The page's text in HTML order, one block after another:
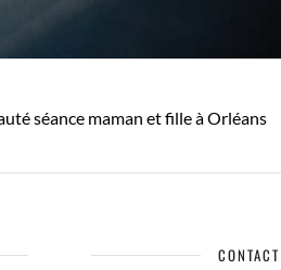
séance maman et fille à Orléans
CONTACT